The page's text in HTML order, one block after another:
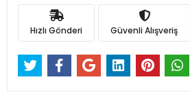
Hızlı Gönderi Güvenli Alışveriş